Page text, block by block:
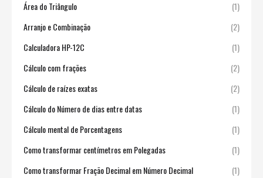
Área do Triângulo
(1)
Arranjo e Combinação
(2)
Calculadora HP-12C
(1)
Cálculo com frações
(2)
Cálculo de raízes exatas
(2)
Cálculo do Número de dias entre datas
(1)
Cálculo mental de Porcentagens
(1)
Como transformar centímetros em Polegadas
(1)
Como transformar Fração Decimal em Número Decimal
(1)